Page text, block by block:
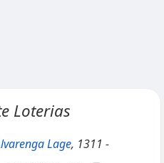
Loterias
Lage, 1311 -